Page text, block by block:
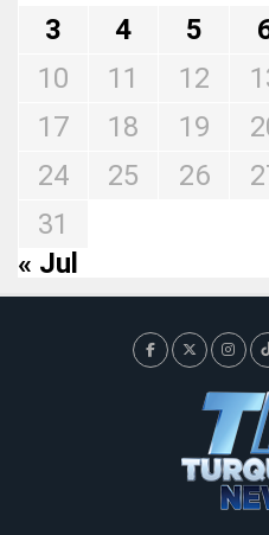
3
4 5
10
11 12
17
18 19
24
25 26
31
« Jul